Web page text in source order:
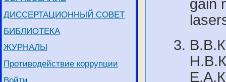
ДИССЕРТАЦИОННЫЙ СОВЕТ
БИБЛИОТЕКА
ЖУРНАЛЫ
Противодействие коррупции
Войти
gain